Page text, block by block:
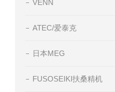
VENN
ATEC/爱泰克
日本MEG
FUSOSEIKI扶桑精机